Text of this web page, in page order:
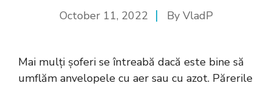
October 11, 2022 By VladP
Mai mulți șoferi se întreabă dacă este bine să
umflăm anvelopele cu aer sau cu azot. Părerile